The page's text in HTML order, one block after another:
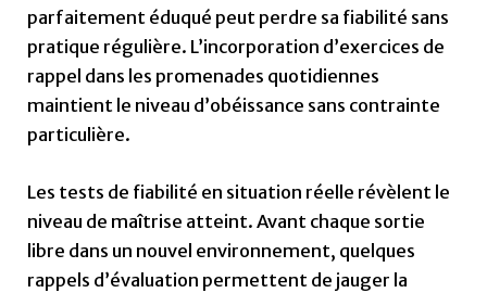
parfaitement éduqué peut perdre sa fiabilité sans
pratique régulière. L’incorporation d’exercices de
rappel dans les promenades quotidiennes
maintient le niveau d’obéissance sans contrainte
particulière.
Les tests de fiabilité en situation réelle révèlent le
niveau de maîtrise atteint. Avant chaque sortie
libre dans un nouvel environnement, quelques
rappels d’évaluation permettent de jauger la